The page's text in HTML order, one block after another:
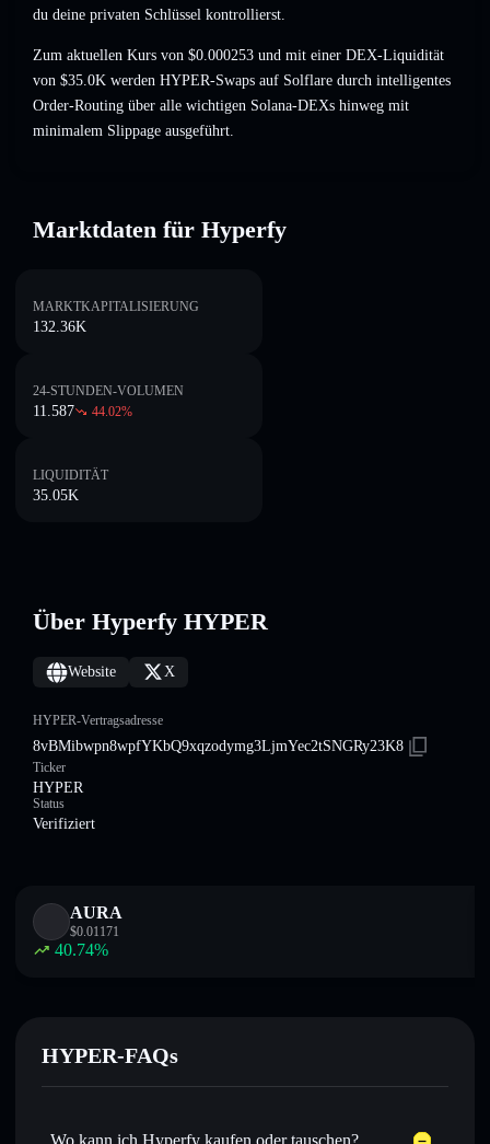
du deine privaten Schlüssel kontrollierst.
Zum aktuellen Kurs von $0.000253 und mit einer DEX-Liquidität
von $35.0K werden HYPER-Swaps auf Solflare durch intelligentes
Order-Routing über alle wichtigen Solana-DEXs hinweg mit
minimalem Slippage ausgeführt.
Marktdaten für Hyperfy
MARKTKAPITALISIERUNG
132.36K
24-STUNDEN-VOLUMEN
11.587 44.02%
LIQUIDITÄT
35.05K
Über Hyperfy HYPER
Website X
HYPER-Vertragsadresse
8vBMibwpn8wpfYKbQ9xqzodymg3LjmYec2tSNGRy23K8
Ticker
HYPER
Status
Verifiziert
AURA
$0.01171
40.74%
HYPER-FAQs
Wo kann ich Hyperfy kaufen oder tauschen?